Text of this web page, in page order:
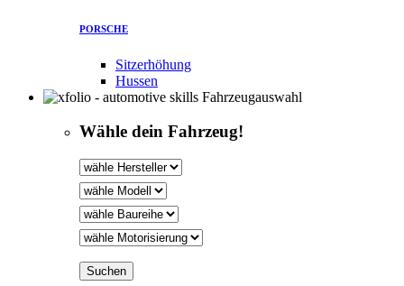
PORSCHE
Sitzerhöhung
Hussen
Fahrzeugauswahl
Wähle dein Fahrzeug!